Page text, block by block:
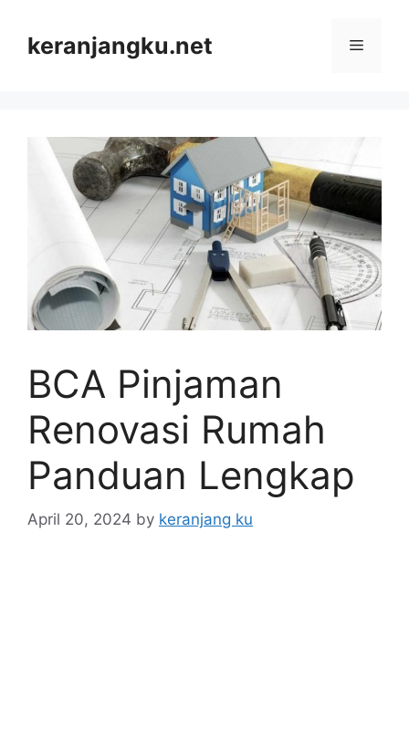
contentkeranjangku.net Menu
BCA Pinjaman
Renovasi Rumah
Panduan Lengkap
April 20, 2024 by keranjang ku